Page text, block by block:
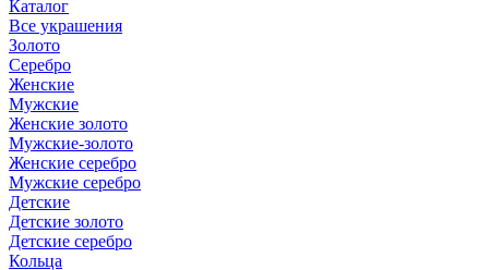
Каталог
Все украшения
Золото
Серебро
Женские
Мужские
Женские золото
Мужские-золото
Женские серебро
Мужские серебро
Детские
Детские золото
Детские серебро
Кольца